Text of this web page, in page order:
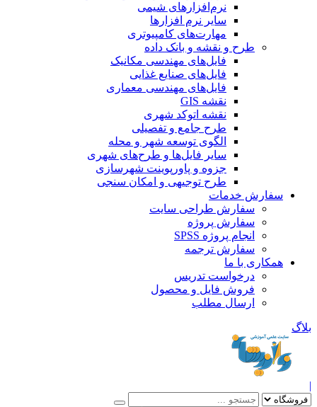
نرم‌افزارهای شیمی
سایر نرم افزارها
مهارت‌های کامپیوتری
طرح و نقشه و بانک داده
فایل‌های مهندسی مکانیک
فایل‌های صنایع غذایی
فایل‌های مهندسی معماری
نقشه GIS
نقشه اتوکد شهری
طرح جامع و تفصیلی
الگوی توسعه شهر و محله
سایر فایل‌ها و طرح‌های شهری
جزوه و پاورپوینت شهرسازی
طرح توجیهی و امکان سنجی
سفارش خدمات
سفارش طراحی سایت
سفارش پروژه
انجام پروژه SPSS
سفارش ترجمه
همکاری با ما
درخواست تدریس
فروش فایل و محصول
ارسال مطلب